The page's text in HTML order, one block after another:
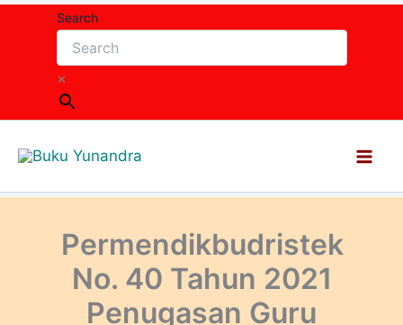
Search
×
Permendikbudristek
No. 40 Tahun 2021
Penugasan Guru